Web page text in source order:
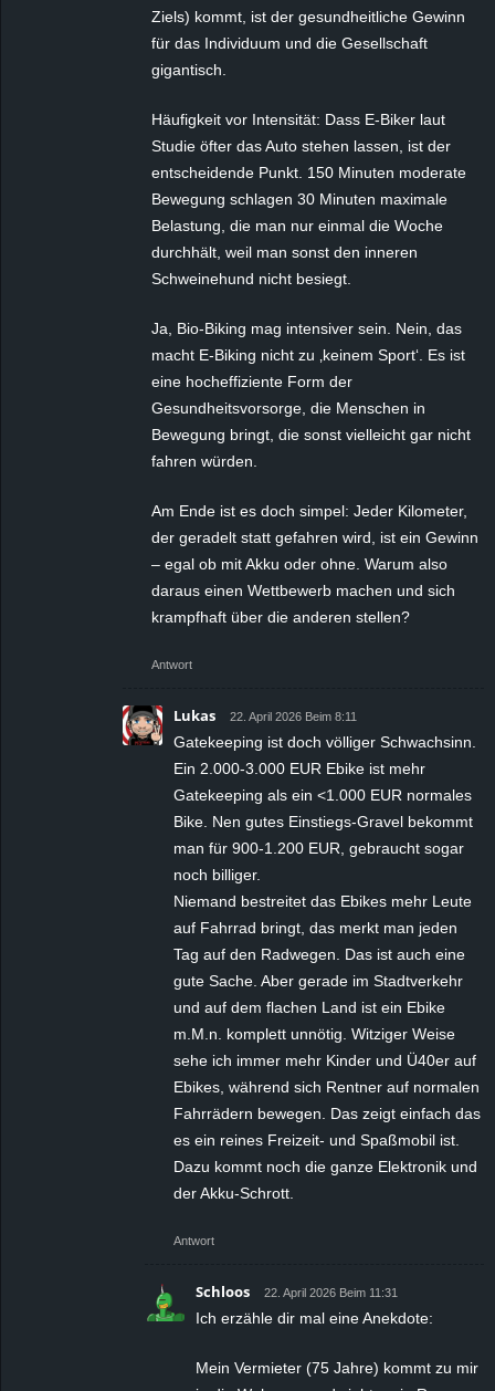
Ziels) kommt, ist der gesundheitliche Gewinn
für das Individuum und die Gesellschaft
gigantisch.
Häufigkeit vor Intensität: Dass E-Biker laut
Studie öfter das Auto stehen lassen, ist der
entscheidende Punkt. 150 Minuten moderate
Bewegung schlagen 30 Minuten maximale
Belastung, die man nur einmal die Woche
durchhält, weil man sonst den inneren
Schweinehund nicht besiegt.
Ja, Bio-Biking mag intensiver sein. Nein, das
macht E-Biking nicht zu ‚keinem Sport‘. Es ist
eine hocheffiziente Form der
Gesundheitsvorsorge, die Menschen in
Bewegung bringt, die sonst vielleicht gar nicht
fahren würden.
Am Ende ist es doch simpel: Jeder Kilometer,
der geradelt statt gefahren wird, ist ein Gewinn
– egal ob mit Akku oder ohne. Warum also
daraus einen Wettbewerb machen und sich
krampfhaft über die anderen stellen?
Antwort
Lukas 22. April 2026 Beim 8:11
Gatekeeping ist doch völliger Schwachsinn.
Ein 2.000-3.000 EUR Ebike ist mehr
Gatekeeping als ein <1.000 EUR normales
Bike. Nen gutes Einstiegs-Gravel bekommt
man für 900-1.200 EUR, gebraucht sogar
noch billiger.
Niemand bestreitet das Ebikes mehr Leute
auf Fahrrad bringt, das merkt man jeden
Tag auf den Radwegen. Das ist auch eine
gute Sache. Aber gerade im Stadtverkehr
und auf dem flachen Land ist ein Ebike
m.M.n. komplett unnötig. Witziger Weise
sehe ich immer mehr Kinder und Ü40er auf
Ebikes, während sich Rentner auf normalen
Fahrrädern bewegen. Das zeigt einfach das
es ein reines Freizeit- und Spaßmobil ist.
Dazu kommt noch die ganze Elektronik und
der Akku-Schrott.
Antwort
Schloos 22. April 2026 Beim 11:31
Ich erzähle dir mal eine Anekdote:
Mein Vermieter (75 Jahre) kommt zu mir